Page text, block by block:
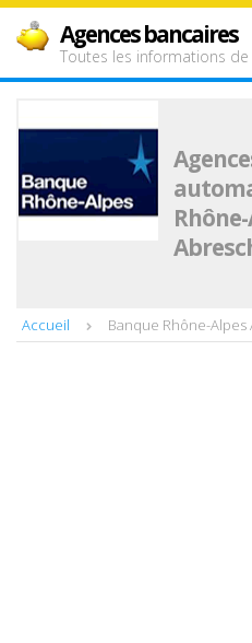
Agences bancaires
Toutes les informations
Accueil Banque Rhône-